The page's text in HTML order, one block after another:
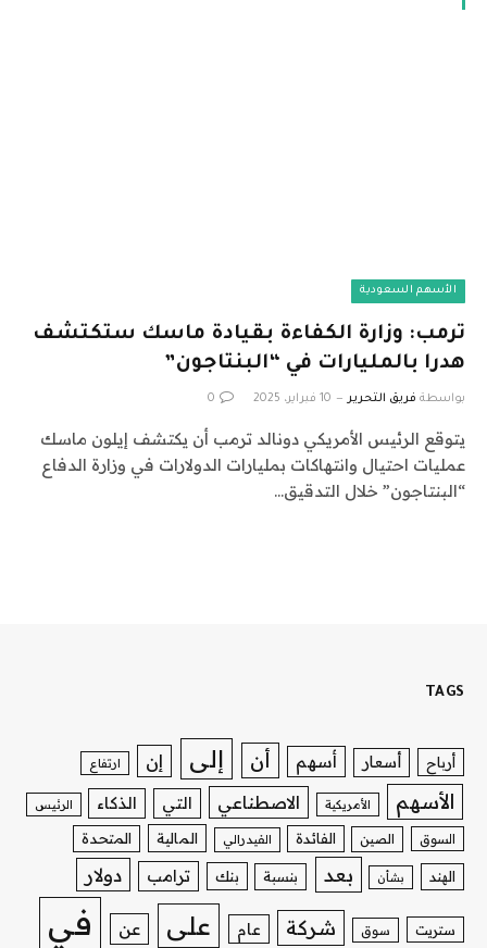
الأسهم السعودية
ترمب: وزارة الكفاءة بقيادة ماسك ستكتشف
هدرا بالمليارات في “البنتاجون”
بواسطة فريق التحرير 10 فبراير، 2025 0
يتوقع الرئيس الأمريكي دونالد ترمب أن يكتشف إيلون ماسك
عمليات احتيال وانتهاكات بمليارات الدولارات في وزارة الدفاع
“البنتاجون” خلال التدقيق…
TAGS
أرباح أسعار أسهم أن إلى إن ارتفاع
الأسهم الأمريكية الاصطناعي التي الذكاء الرئيس
السوق الصين الفائدة الفيدرالي المالية المتحدة
الهند بشأن بعد بنسبة بنك ترامب دولار
ستريت سوق شركة عام على عن في